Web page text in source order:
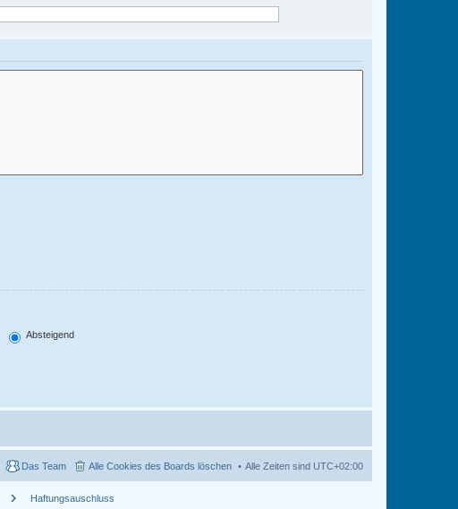
Absteigend
Alle Zeiten sind UTC+02:00
Alle Cookies des Boards löschen
Das Team
chevron_right Haftungsauschluss